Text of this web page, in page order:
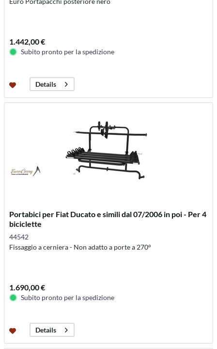
1.442,00 €
Subito pronto per la spedizione
Details
Portabici per Fiat Ducato e simili dal 07/2006 in poi - Per 4
biciclette
44542
Fissaggio a cerniera - Non adatto a porte a 270°
1.690,00 €
Subito pronto per la spedizione
Details